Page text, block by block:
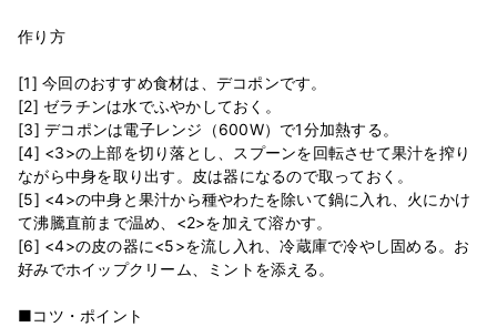
作り方
[1] 今回のおすすめ食材は、デコポンです。
[2] ゼラチンは水でふやかしておく。
[3] デコポンは電子レンジ（600W）で1分加熱する。
[4] <3>の上部を切り落とし、スプーンを回転させて果汁を搾り
ながら中身を取り出す。皮は器になるので取っておく。
[5] <4>の中身と果汁から種やわたを除いて鍋に入れ、火にかけ
て沸騰直前まで温め、<2>を加えて溶かす。
[6] <4>の皮の器に<5>を流し入れ、冷蔵庫で冷やし固める。お
好みでホイップクリーム、ミントを添える。
■コツ・ポイント